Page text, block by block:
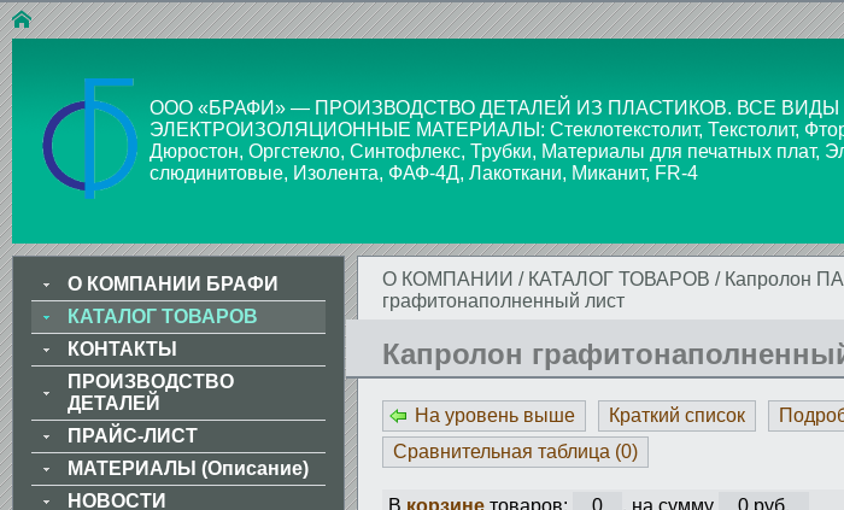
ООО «БРАФИ» — ПРОИЗВОДСТВО ДЕТАЛЕЙ ИЗ ПЛАСТИКОВ. ВСЕ
ЭЛЕКТРОИЗОЛЯЦИОННЫЕ МАТЕРИАЛЫ: Стеклотекстолит, Текстолит,
Дюростон, Оргстекло, Синтофлекс, Трубки, Материалы для печатных плат,
слюдинитовые, Изолента, ФАФ-4Д, Лакоткани, Миканит, FR-4
О КОМПАНИИ / КАТАЛОГ ТОВАРОВ / Капролон
графитонаполненный лист
Капролон
На уровень выше Краткий список
Сравнительная таблица (0)
В корзинетоваров: 0 , на сумму 0 руб.
О КОМПАНИИ БРАФИ
КАТАЛОГ ТОВАРОВ
КОНТАКТЫ
ПРОИЗВОДСТВО
ДЕТАЛЕЙ
ПРАЙС-ЛИСТ
МАТЕРИАЛЫ (Описание)
НОВОСТИ